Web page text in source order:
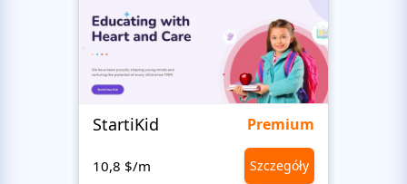
StartiKid Premium
10,8 $/m Szczegóły